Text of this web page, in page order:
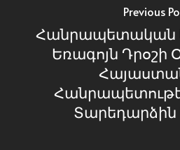
Previous
Հանրապետական
Եռագոյն Դրօշի
Տարեդարձին